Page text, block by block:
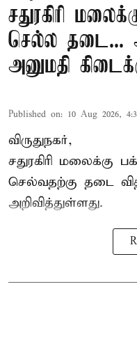
சதுரகிரி
செல்ல தடை...
அனுமதி
Published on: 10 Aug 2026,
விருதுநகர்,
சதுரகிரி மலைக்கு
செல்வதற்கு தடை
அறிவித்துள்ளது.